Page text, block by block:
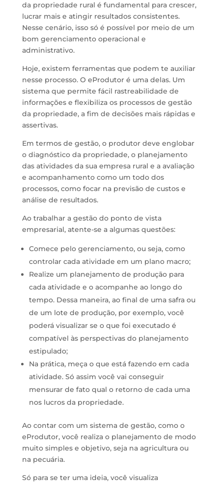
da propriedade rural é fundamental para crescer,
lucrar mais e atingir resultados consistentes.
Nesse cenário, isso só é possível por meio de um
bom gerenciamento operacional e
administrativo.
Hoje, existem ferramentas que podem te auxiliar
nesse processo. O eProdutor é uma delas. Um
sistema que permite fácil rastreabilidade de
informações e flexibiliza os processos de gestão
da propriedade, a fim de decisões mais rápidas e
assertivas.
Em termos de gestão, o produtor deve englobar
o diagnóstico da propriedade, o planejamento
das atividades da sua empresa rural e a avaliação
e acompanhamento como um todo dos
processos, como focar na previsão de custos e
análise de resultados.
Ao trabalhar a gestão do ponto de vista
empresarial, atente-se a algumas questões:
Comece pelo gerenciamento, ou seja, como
controlar cada atividade em um plano macro;
Realize um planejamento de produção para
cada atividade e o acompanhe ao longo do
tempo. Dessa maneira, ao final de uma safra ou
de um lote de produção, por exemplo, você
poderá visualizar se o que foi executado é
compatível às perspectivas do planejamento
estipulado;
Na prática, meça o que está fazendo em cada
atividade. Só assim você vai conseguir
mensurar de fato qual o retorno de cada uma
nos lucros da propriedade.
Ao contar com um sistema de gestão, como o
eProdutor, você realiza o planejamento de modo
muito simples e objetivo, seja na agricultura ou
na pecuária.
Só para se ter uma ideia, você visualiza